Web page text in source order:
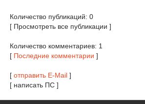
Количество публикаций: 0
[ Просмотреть все публикации ]
Количество комментариев: 1
[ Последние комментарии ]
[ отправить E-Mail ]
[ написать ПС ]